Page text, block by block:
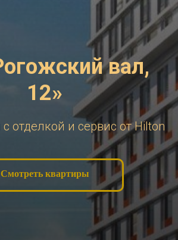
вал,
12»
отделкой и сервис от Hilton
Смотреть квартиры